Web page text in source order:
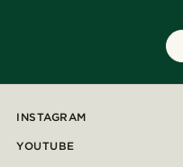
INSTAGRAM
YOUTUBE